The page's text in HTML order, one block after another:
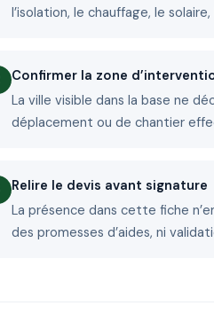
l’isolation, le chauffage, le
Confirmer la zone
La ville visible dans la base ne
déplacement ou de chantier
Relire le devis avant signature
La présence dans cette fiche
des promesses d’aides, ni